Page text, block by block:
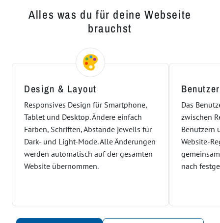
Alles was du für deine Webseite
brauchst
Design & Layout
Responsives Design für Smartphone,
Tablet und Desktop. Ändere einfach
Farben, Schriften, Abstände jeweils für
Dark- und Light-Mode. Alle Änderungen
werden automatisch auf der gesamten
Website übernommen.
Das
zwischen
Benutzern
Website-
nach